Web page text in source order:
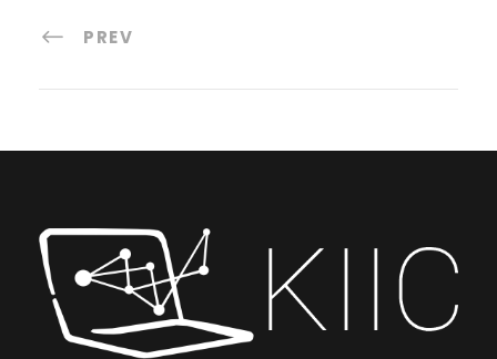
PREV